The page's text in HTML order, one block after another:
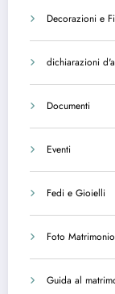
Decorazioni e
dichiarazioni
Documenti
Eventi
Fedi e Gioielli
Foto Matrimonio
Guida al